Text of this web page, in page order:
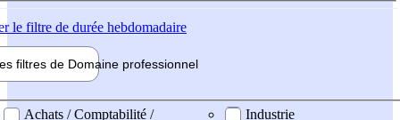
le filtre de durée hebdomadaire
filtres de Domaine professionnel
professionel
Achats / Comptabilité /
Industrie